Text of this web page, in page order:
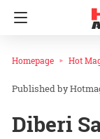
Homepage Hot
Diberi